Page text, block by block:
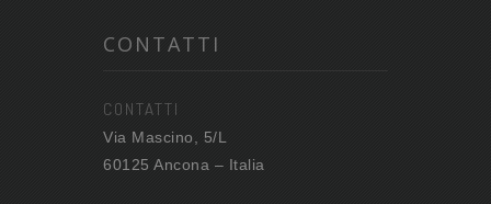
CONTATTI
CONTATTI
Via Mascino, 5/L
60125 Ancona – Italia